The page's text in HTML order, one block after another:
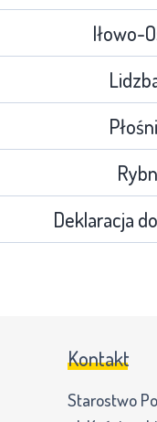
Iłowo-
Deklaracja
Kontakt
Starostwo